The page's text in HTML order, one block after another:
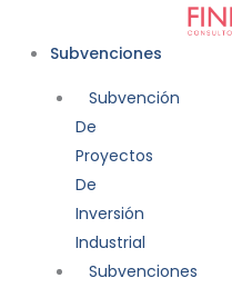
Subvenciones
Subvención
De
Proyectos
De
Inversión
Industrial
Subvenciones